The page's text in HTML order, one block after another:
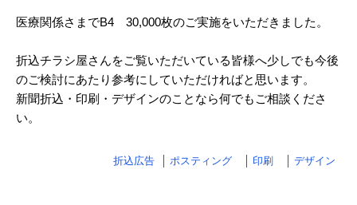
2024/08
2024/07
2024/06
2024/05
医療関係さまでB4 30,000枚のご実施をいただきました。
折込チラシ屋さんをご覧いただいている皆様へ少しでも今後
のご検討にあたり参考にしていただければと思います。
新聞折込・印刷・デザインのことなら何でもご相談くださ
い。
折込広告 ポスティング 印刷 デザイン